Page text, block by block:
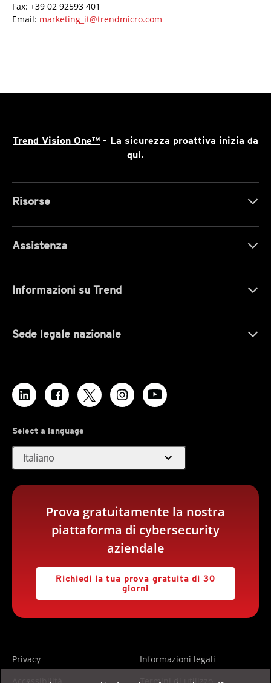
Fax: +39 02 92593 401
Email: marketing_it@trendmicro.com
Trend Vision One™ - La sicurezza proattiva inizia da
qui.
Risorse
Assistenza
Informazioni su Trend
Sede legale nazionale
Select a language
Italiano expand_more
Prova gratuitamente la nostra
piattaforma di cybersecurity
aziendale
Richiedi la tua prova gratuita di 30
giorni
Privacy
Informazioni legali